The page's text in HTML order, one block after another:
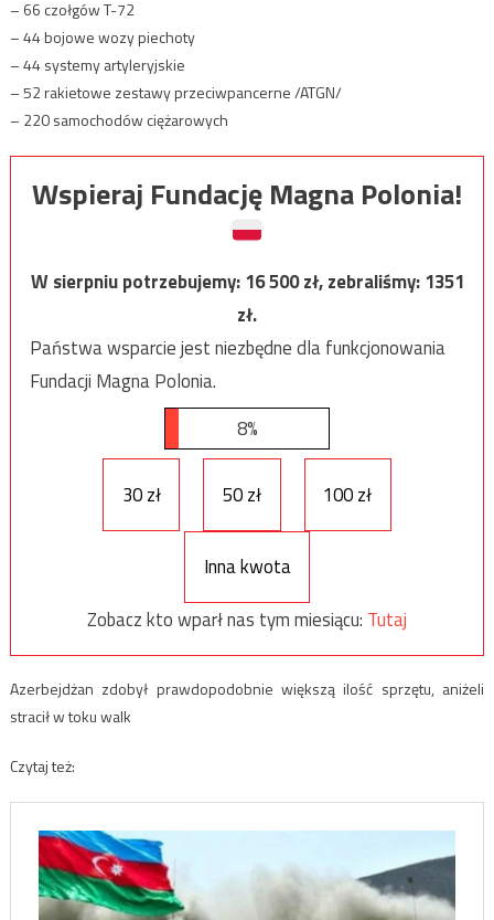
– 66 czołgów T-72
– 44 bojowe wozy piechoty
– 44 systemy artyleryjskie
– 52 rakietowe zestawy przeciwpancerne /ATGN/
– 220 samochodów ciężarowych
Wspieraj Fundację Magna Polonia!
W sierpniu potrzebujemy:16 500zł, zebraliśmy:1351
zł.
Państwa wsparcie jest niezbędne dla funkcjonowania
Fundacji Magna Polonia.
8%
30 zł 50 zł 100 zł
Inna kwota
Zobacz kto wparł nas tym miesiącu: Tutaj
Azerbejdżan zdobył prawdopodobnie większą ilość sprzętu, aniżeli
stracił w toku walk
Czytaj też: